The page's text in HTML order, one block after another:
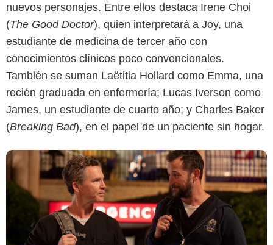
nuevos personajes. Entre ellos destaca Irene Choi
(The Good Doctor), quien interpretará a Joy, una
estudiante de medicina de tercer año con
conocimientos clínicos poco convencionales.
También se suman Laëtitia Hollard como Emma, una
recién graduada en enfermería; Lucas Iverson como
James, un estudiante de cuarto año; y Charles Baker
(Breaking Bad), en el papel de un paciente sin hogar.